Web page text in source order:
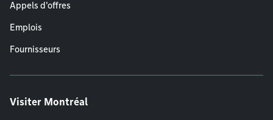
Appels d'offres
Emplois
Fournisseurs
Visiter Montréal